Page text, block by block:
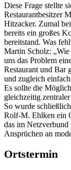
Diese Frage stellte
Restaurantbesitzer
Hitzacker. Zumal
bereits ein großes
bereitstand. Was
Martin Scholz:
uns das Problem
Restaurant und Bar
und zugleich
Es sollte die
gleichzeitig
So wurde
Rolf-M. Ehlken ein
das im
Ansprüchen an
Ortstermin